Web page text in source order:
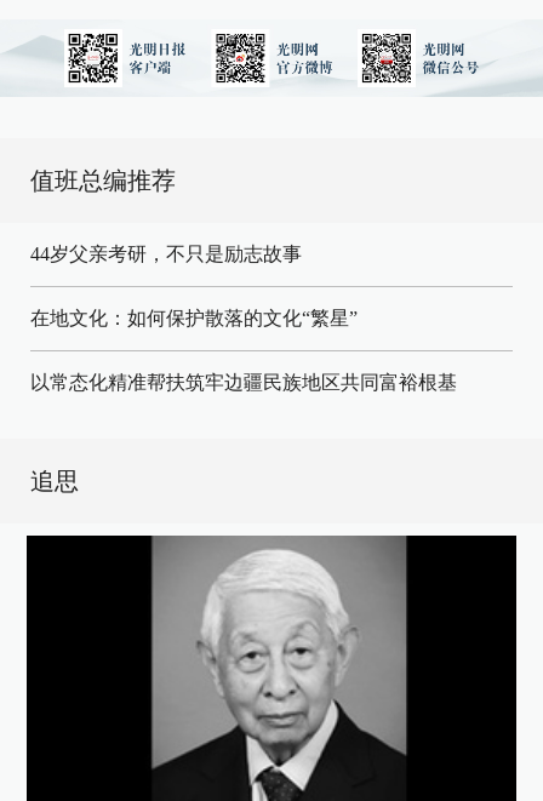
值班总编推荐
44岁父亲考研，不只是励志故事
在地文化：如何保护散落的文化“繁星”
以常态化精准帮扶筑牢边疆民族地区共同富裕根基
追思